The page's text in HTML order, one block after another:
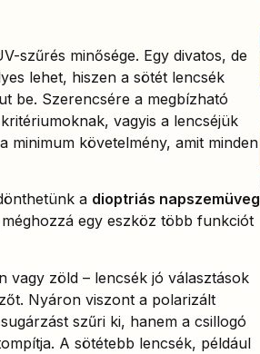
szűrés minősége. Egy divatos, de
lehet, hiszen a sötét lencsék
be. Szerencsére a megbízható
vagyis a lencséjük
minimum követelmény, amit minden
a dioptriás napszemüveg
egy eszköz több funkciót
vagy zöld – lencsék jó választások
Nyáron viszont a polarizált
szűri ki, hanem a csillogó
A sötétebb lencsék, például